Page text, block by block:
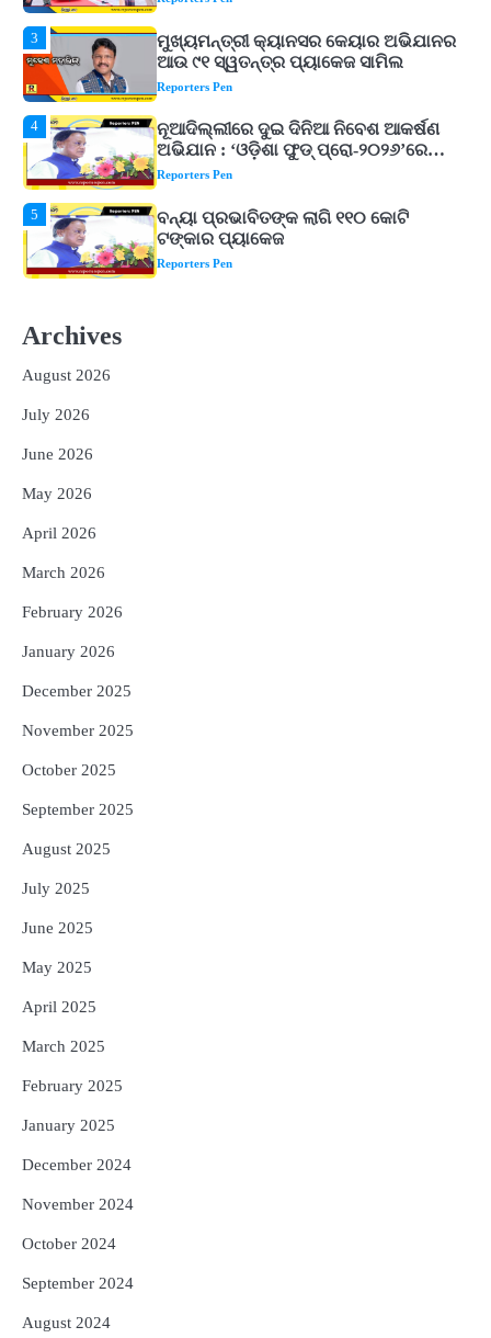
4
ନୂଆଦିଲ୍ଲୀରେ ଦୁଇ ଦିନିଆ ନିବେଶ ଆକର୍ଷଣ
ଅଭିଯାନ : ‘ଓଡ଼ିଶା ଫୁଡ୍ ପ୍ରୋ-୨୦୨୬’ରେ
ଖାଦ୍ୟ ପ୍ରକ୍ରିୟାକରଣ କ୍ଷେତ୍ରକୁ ମିଳିବ
Reporters Pen
5
ବନ୍ୟା ପ୍ରଭାବିତଙ୍କ ଲାଗି ୧୧୦ କୋଟି
ଟଙ୍କାର ପ୍ୟାକେଜ
Reporters Pen
1
ଆସାମରେ ଭୟଙ୍କର ବନ୍ୟା ମୃତ୍ୟୁ ସଂଖ୍ୟା
୮୯କୁ ବୃଦ୍ଧି
Reporters Pen
5
Archives
August 2026
July 2026
June 2026
May 2026
April 2026
March 2026
February 2026
January 2026
December 2025
November 2025
October 2025
September 2025
August 2025
July 2025
June 2025
May 2025
April 2025
March 2025
February 2025
January 2025
December 2024
November 2024
October 2024
September 2024
August 2024